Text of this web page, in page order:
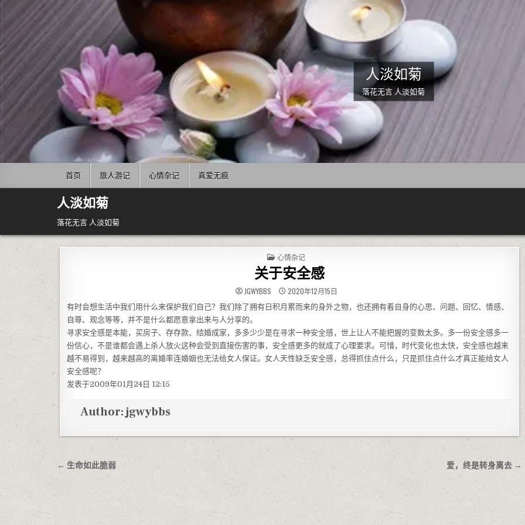
Skip to content
人淡如菊
落花无言 人淡如菊
首页 旅人游记 心情杂记 真爱无痕
人淡如菊
落花无言 人淡如菊
POSTED IN
心情杂记
关于安全感
JGWYBBS 2020年12月15日
有时会想生活中我们用什么来保护我们自己？我们除了拥有日积月累而来的身外之物，也还拥有着自身的心思、问题、回忆、情感、
自尊、观念等等，并不是什么都愿意拿出来与人分享的。
寻求安全感是本能，买房子、存存款、结婚成家，多多少少是在寻求一种安全感，世上让人不能把握的变数太多。多一份安全感多一
份信心，不是谁都会遇上杀人放火这种会受到直接伤害的事，安全感更多的就成了心理要求。可惜，时代变化也太快，安全感也越来
越不易得到，越来越高的离婚率连婚姻也无法给女人保证。女人天性缺乏安全感，总得抓住点什么，只是抓住点什么才真正能给女人
安全感呢？
发表于2009年01月24日 12:15
Author:jgwybbs
文章导航 爱，终是转身离去 →
← 生命如此脆弱